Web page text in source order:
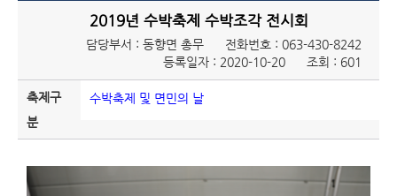
2019년 수박축제 수박조각 전시회
담당부서 : 동향면 총무 전화번호 : 063-430-8242
등록일자 : 2020-10-20
조회 : 601
축제구
분
수박축제 및 면민의 날